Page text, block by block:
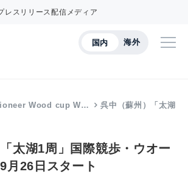
レスリリース配信メディア
国内 海外
Wood cup W… 呉中（蘇州）「太湖
太湖1周」国際競歩・ウオー
月26日スタート